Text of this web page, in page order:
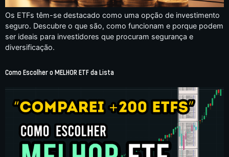
Os ETFs têm-se destacado como uma opção de investimento
seguro. Descubre o que são, como funcionam e porque podem
ser ideais para investidores que procuram segurança e
diversificação.
Como Escolher o MELHOR ETF da Lista